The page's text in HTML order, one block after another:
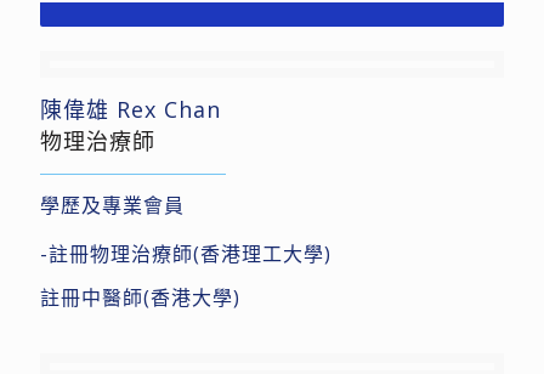
陳偉雄 Rex Chan
物理治療師
學歷及專業會員
-註冊物理治療師(香港理工大學)
註冊中醫師(香港大學)